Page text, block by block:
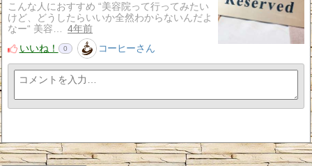
こんな人におすすめ “美容院って行ってみたい
けど、どうしたらいいか全然わからないんだよ
なー“ 美容…
4年前
いいね！
0 コーヒーさん